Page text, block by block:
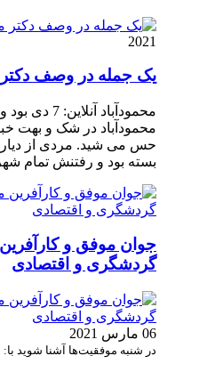
2021
یک جمله در وصف دکتر
محمودآباد
محمودآباد در شک و بهت
حس می شید. مردی از دیار
بسته بود و رفتنش تمام
جوان موفق و
گردشگری و اقتصادی
06 مارس 2021
در شنبه موفقیت‌ها آشنا شوید با: